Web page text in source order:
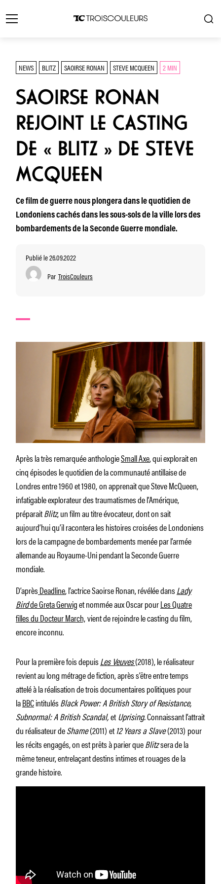
NEWS BLITZ SAOIRSE RONAN STEVE MCQUEEN 2 MIN
SAOIRSE RONAN
REJOINT LE CASTING
DE « BLITZ » DE STEVE
MCQUEEN
Ce film de guerre nous plongera dans le quotidien de
Londoniens cachés dans les sous-sols de la ville lors des
bombardements de la Seconde Guerre mondiale.
Publié le 26.09.2022
Par TroisCouleurs
Après la très remarquée anthologieSmall Axe, qui explorait en
cinq épisodes le quotidien de la communauté antillaise de
Londres entre 1960 et 1980,on apprenait que Steve McQueen,
infatigable explorateur des traumatismes de l’Amérique,
préparaitBlitz, un film au titre évocateur, dont on sait
aujourd’hui qu’il racontera les histoires croisées de Londoniens
lors de la campagne de bombardements menée par l’armée
allemande au Royaume-Uni pendant la Seconde Guerre
mondiale.
D’aprèsDeadline, l’actrice Saoirse Ronan, révélée dansLady
Birdde Greta Gerwiget nommée aux Oscar pourLes Quatre
filles du Docteur March,vient de rejoindre le casting du film,
encore inconnu.
Pour la première fois depuisLes Veuves(2018), le réalisateur
revient au long métrage de fiction, après s’être entre temps
attelé à la réalisation de trois documentaires politiques pour
laBBCintitulésBlack Power: A British Story of Resistance,
Subnormal: A British Scandal,etUprising.Connaissant l’attrait
du réalisateur deShame(2011)et12 Years a Slave(2013) pour
les récits engagés, on est prêts à parier queBlitzsera de la
même teneur, entrelaçant destins intimes et rouages de la
grande histoire.